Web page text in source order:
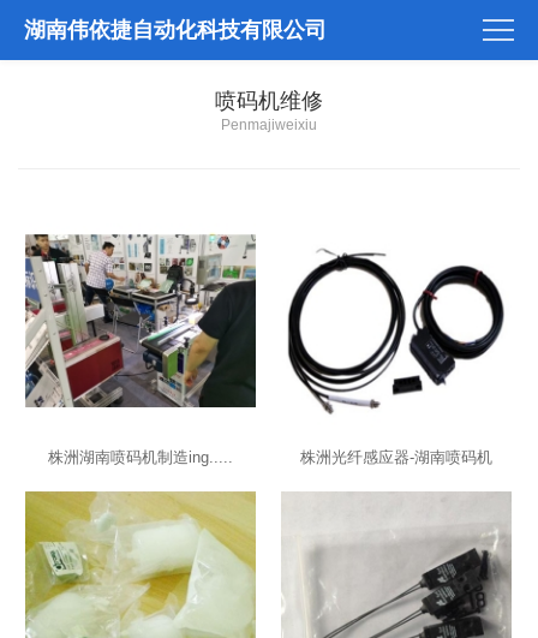
湖南伟依捷自动化科技有限公司
喷码机维修
Penmajiweixiu
株洲湖南喷码机制造ing..... 株洲光纤感应器-湖南喷码机